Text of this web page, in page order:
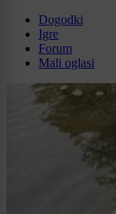
Dogodki
Igre
Forum
Mali oglasi